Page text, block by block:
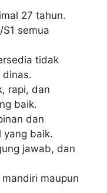
27 tahun.
semua
tidak
dinas.
rapi, dan
baik.
dan
yang baik.
jawab, dan
maupun